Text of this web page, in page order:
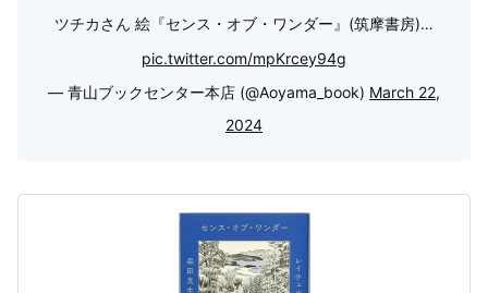
ツチカさん 絵『センス・オブ・ワンダー』(筑摩書房)…
pic.twitter.com/mpKrcey94g
— 青山ブックセンター本店 (@Aoyama_book) March 22,
2024